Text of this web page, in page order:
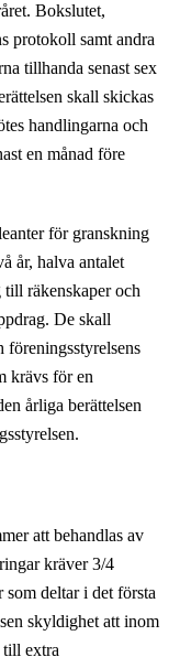
Bokslutet,
protokoll samt andra
tillhanda senast sex
skall skickas
handlingarna och
en månad före
för granskning
år, halva antalet
räkenskaper och
De skall
föreningsstyrelsens
krävs för en
årliga berättelsen
att behandlas av
kräver 3/4
som deltar i det första
skyldighet att inom
till extra